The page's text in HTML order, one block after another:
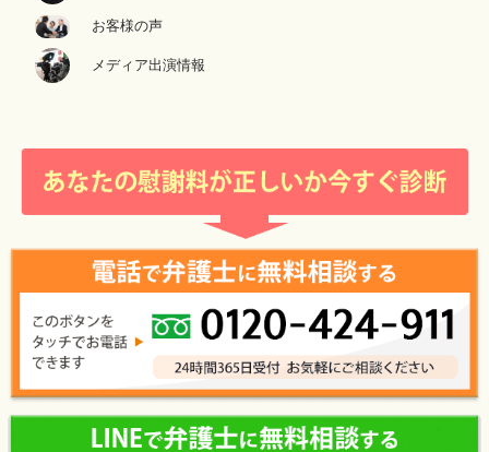
お客様の声
メディア出演情報